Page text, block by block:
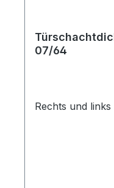
07/64
Rechts und links